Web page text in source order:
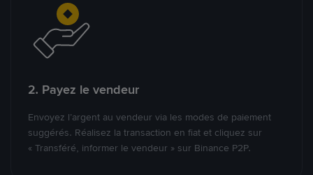
2. Payez le vendeur
Envoyez l’argent au vendeur via les modes de paiement
suggérés. Réalisez la transaction en fiat et cliquez sur
« Transféré, informer le vendeur » sur Binance P2P.